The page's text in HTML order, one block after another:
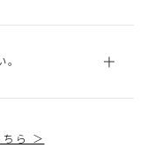
ちら ＞